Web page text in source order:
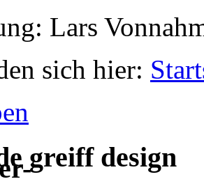
Lars
sich hier:
greiff design